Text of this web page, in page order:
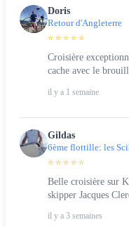
Doris
Retour d'Angleterre
⭐ ⭐ ⭐ ⭐ ⭐
Croisière
cache avec le
il y a 1 semaine
Gildas
6ème flottille: les
⭐ ⭐ ⭐ ⭐ ⭐
Belle croisière sur
skipper Jacques
il y a 3 semaines